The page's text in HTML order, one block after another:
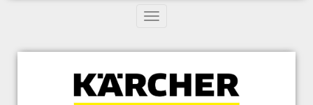
Toggle navigation